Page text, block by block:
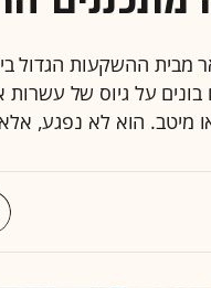
ההשקעות הגדול
על גיוס של עשרות
הוא לא נפגע, אלא